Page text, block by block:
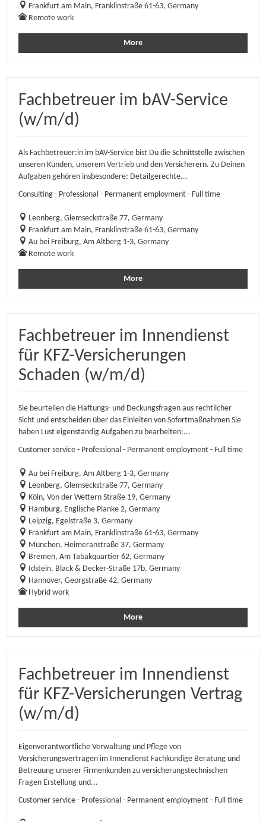
Frankfurt am Main, Franklinstraße 61-63, Germany
Remote work
More
Fachbetreuer im bAV-Service
(w/m/d)
Als Fachbetreuer:in im bAV-Service bist Du die Schnittstelle zwischen
unseren Kunden, unserem Vertrieb und den Versicherern. Zu Deinen
Aufgaben gehören insbesondere: Detailgerechte...
Consulting - Professional - Permanent employment - Full time
Leonberg, Glemseckstraße 77, Germany
Frankfurt am Main, Franklinstraße 61-63, Germany
Au bei Freiburg, Am Altberg 1-3, Germany
Remote work
More
Fachbetreuer im Innendienst
für KFZ-Versicherungen
Schaden (w/m/d)
Sie beurteilen die Haftungs- und Deckungsfragen aus rechtlicher
Sicht und entscheiden über das Einleiten von Sofortmaßnahmen Sie
haben Lust eigenständig Aufgaben zu bearbeiten:...
Customer service - Professional - Permanent employment - Full time
Au bei Freiburg, Am Altberg 1-3, Germany
Leonberg, Glemseckstraße 77, Germany
Köln, Von der Wettern Straße 19, Germany
Hamburg, Englische Planke 2, Germany
Leipzig, Egelstraße 3, Germany
Frankfurt am Main, Franklinstraße 61-63, Germany
München, Heimeranstraße 37, Germany
Bremen, Am Tabakquartier 62, Germany
Idstein, Black & Decker-Straße 17b, Germany
Hannover, Georgstraße 42, Germany
Hybrid work
More
Fachbetreuer im Innendienst
für KFZ-Versicherungen Vertrag
(w/m/d)
Eigenverantwortliche Verwaltung und Pflege von
Versicherungsverträgen im Innendienst Fachkundige Beratung und
Betreuung unserer Firmenkunden zu versicherungstechnischen
Fragen Erstellung und...
Customer service - Professional - Permanent employment - Full time